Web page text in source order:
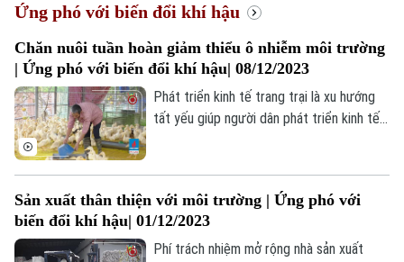
Xã hội
An ninh trật tự
Công nghệ
Người Hà Nội
Khoảnh khắc Hà Nội
Ẩm thực
Quân sự
Hồ sơ
Người Việt 4 phương
Kinh tế
Tin tức
Cafe sáng
Doanh nghiệp
Nhà đất
Tin tức
Đầu tư
Căn hộ
Tàu và Xe
Ô tô
Giáo dục
Tin tức
Văn hóa
Ứng phó với biến đổi khí hậu
Chăn nuôi tuần hoàn giảm thiểu ô nhiễm môi trường
| Ứng phó với biến đổi khí hậu| 08/12/2023
Phát triển kinh tế trang trại là xu hướng
tất yếu giúp người dân phát triển kinh tế,
là gây ô nhiễm môi trường. Chăn nuôi khép
kín tuần hoàn đã giải được bài toán này,
giúp vừa phát triển, nâng cao hiệu quả
Sản xuất thân thiện với môi trường | Ứng phó với
biến đổi khí hậu| 01/12/2023
Phí trách nhiệm mở rộng nhà sản xuất